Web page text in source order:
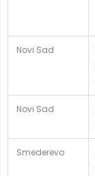
Novi Sad
Novi Sad
Smederevo